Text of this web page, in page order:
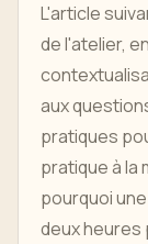
L'article
de l'atelier,
aux
pratiques
pratique à la
pourquoi
deux heures